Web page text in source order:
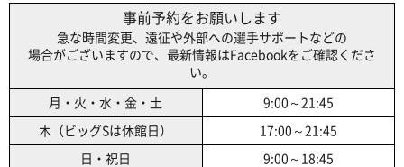
事前予約をお願いします
急な時間変更、遠征や外部への選手サポートなどの
場合がございますので、最新情報はFacebookをご確認くださ
い。
月・火・水・金・土 9:00～21:45
木（ビッグSは休館日） 17:00～21:45
日・祝日 9:00～18:45